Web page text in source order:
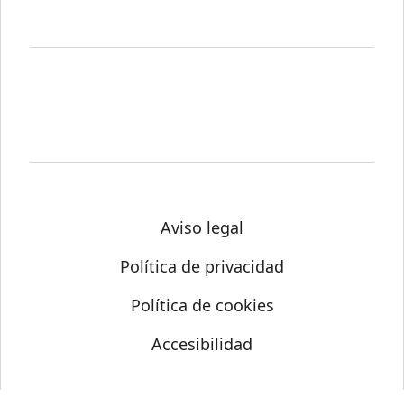
Aviso legal
Política de privacidad
Política de cookies
Accesibilidad